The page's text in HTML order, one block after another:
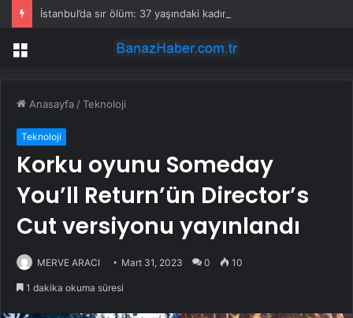
Menü
Anasayfa /Teknoloji
Teknoloji
Korku oyunu Someday
You’ll Return’ün Director’s
Cut versiyonu yayınlandı
MERVE ARACI Mart 31, 2023 0 10
1 dakika okuma süresi